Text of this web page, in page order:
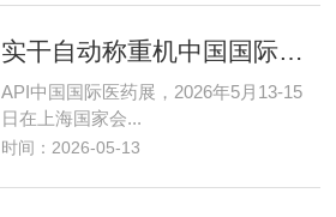
实干自动称重机中国国际医药展今日开幕
API中国国际医药展，2026年5月13-15
日在上海国家会...
时间：2026-05-13